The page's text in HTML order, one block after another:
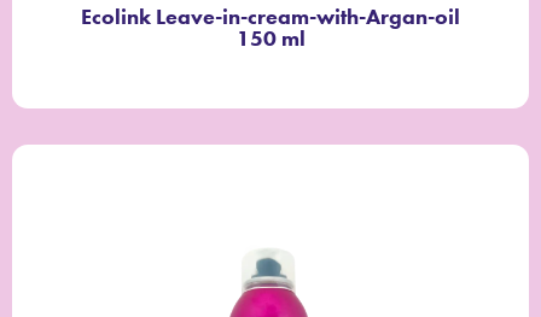
Ecolink Leave-in-cream-with-Argan-oil
150 ml